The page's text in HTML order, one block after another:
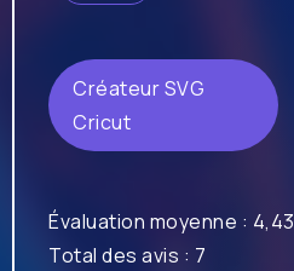
Créateur SVG
Cricut
Évaluation moyenne : 4,43
Total des avis : 7